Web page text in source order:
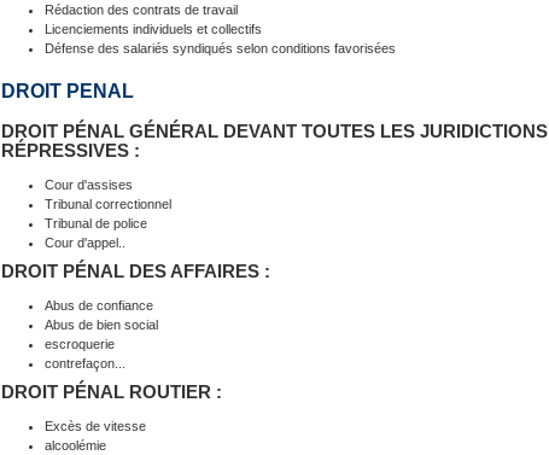
Rédaction des contrats de travail
Licenciements individuels et collectifs
Défense des salariés syndiqués selon conditions favorisées
DROIT PENAL
DROIT PÉNAL GÉNÉRAL DEVANT TOUTES LES JURIDICTIONS
RÉPRESSIVES :
Cour d'assises
Tribunal correctionnel
Tribunal de police
Cour d'appel..
DROIT PÉNAL DES AFFAIRES :
Abus de confiance
Abus de bien social
escroquerie
contrefaçon...
DROIT PÉNAL ROUTIER :
Excès de vitesse
alcoolémie